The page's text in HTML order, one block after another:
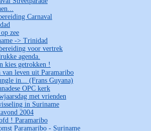
Carnaval
zee
-> Trinidad
voor vertrek
agenda.
kies getrokken !
van leven uit Paramaribo
in... (Frans Guyana)
OPC kerk
met vrienden
in Suriname
2004
! Paramaribo
Paramaribo - Suriname